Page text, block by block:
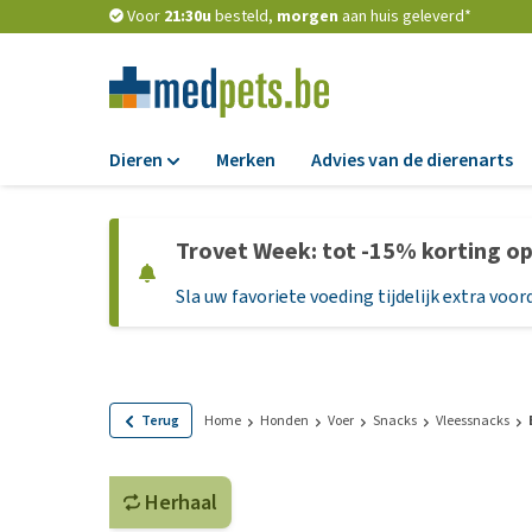
Voor 21:30u besteld, morgen aan huis geleverd*
Dieren
Hondenbrokken
Natvoer
Graanvrij
Merken Advies van de dierenarts
Trovet Week: tot -15% korting
Sla uw favoriete voeding tijdelijk extra
Terug Home Honden Voer Snacks Vleessnacks
Herhaal